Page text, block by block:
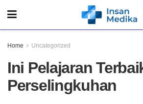
Home Uncategorized
Ini Pelajaran
Perselingkuhan